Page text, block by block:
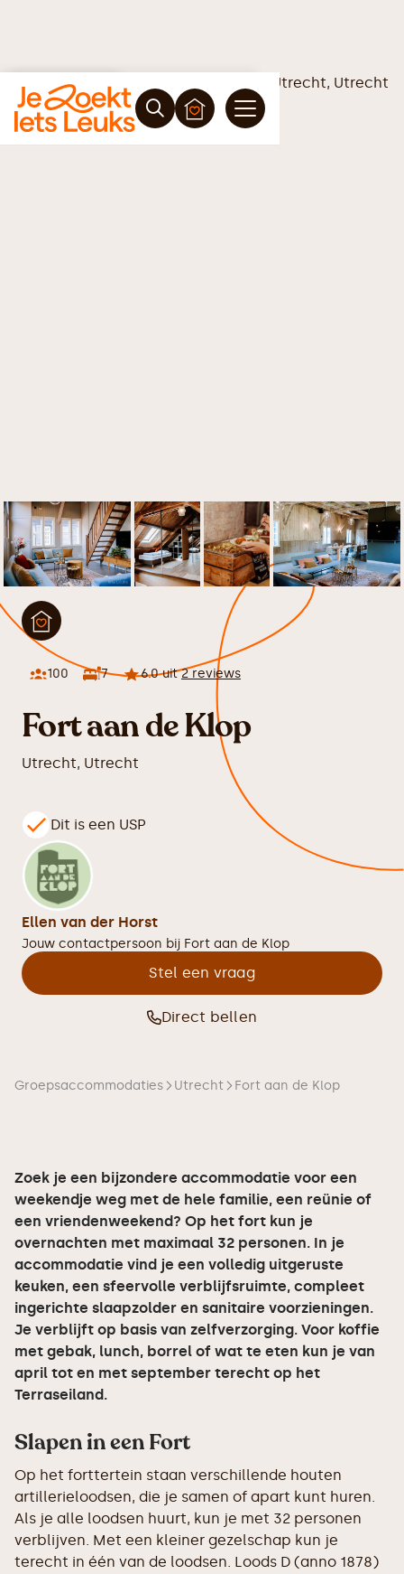
Vrijblijvende offerte
Bekijk video
100 7 6.0uit2reviews
Fort aan de Klop
Utrecht, Utrecht
Dit is een USP
Ellen van der Horst
Jouw contactpersoon bij Fort aan de Klop
Stel een vraag
Direct bellen
Groepsaccommodaties Utrecht Fort aan de Klop
Zoek je een bijzondere accommodatie voor een
weekendje weg met de hele familie, een reünie of
een vriendenweekend? Op het fort kun je
overnachten met maximaal 32 personen. In je
accommodatie vind je een volledig uitgeruste
keuken, een sfeervolle verblijfsruimte, compleet
ingerichte slaapzolder en sanitaire voorzieningen.
Je verblijft op basis van zelfverzorging. Voor koffie
met gebak, lunch, borrel of wat te eten kun je van
april tot en met september terecht op het
Terraseiland.
Slapen in een Fort
Op het forttertein staan verschillende houten
artillerieloodsen, die je samen of apart kunt huren.
Als je alle loodsen huurt, kun je met 32 personen
verblijven. Met een kleiner gezelschap kun je
terecht in één van de loodsen. Loods D (anno 1878)